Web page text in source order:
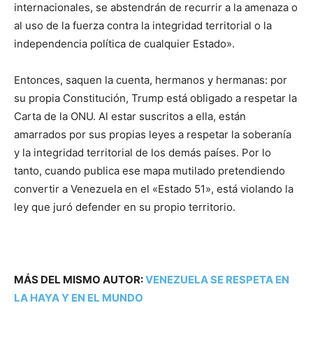
internacionales, se abstendrán de recurrir a la amenaza o
al uso de la fuerza contra la integridad territorial o la
independencia política de cualquier Estado».
​Entonces, saquen la cuenta, hermanos y hermanas: por
su propia Constitución, Trump está obligado a respetar la
Carta de la ONU. Al estar suscritos a ella, están
amarrados por sus propias leyes a respetar la soberanía
y la integridad territorial de los demás países. Por lo
tanto, cuando publica ese mapa mutilado pretendiendo
convertir a Venezuela en el «Estado 51», está violando la
ley que juró defender en su propio territorio.
MÁS DEL MISMO AUTOR:VENEZUELA SE RESPETA EN
LA HAYA Y EN EL MUNDO